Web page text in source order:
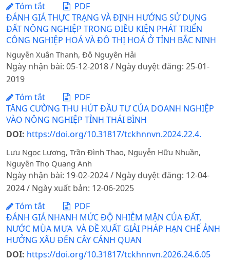
Tóm tắt
PDF
ĐÁNH GIÁ THỰC TRẠNG VÀ ĐỊNH HƯỚNG SỬ DỤNG
ĐẤT NÔNG NGHIỆP TRONG ĐIỀU KIỆN PHÁT TRIỂN
CÔNG NGHIỆP HOÁ VÀ ĐÔ THỊ HOÁ Ở TỈNH BẮC NINH
Nguyễn Xuân Thanh, Đỗ Nguyên Hải
Ngày nhận bài: 05-12-2018 / Ngày duyệt đăng: 25-01-
2019
Tóm tắt
PDF
TĂNG CƯỜNG THU HÚT ĐẦU TƯ CỦA DOANH NGHIỆP
VÀO NÔNG NGHIỆP TỈNH THÁI BÌNH
DOI: https://doi.org/10.31817/tckhnnvn.2024.22.4.
Lưu Ngọc Lương, Trần Đình Thao, Nguyễn Hữu Nhuần,
Nguyễn Thọ Quang Anh
Ngày nhận bài: 19-02-2024 / Ngày duyệt đăng: 12-04-
2024 / Ngày xuất bản: 12-06-2025
Tóm tắt
PDF
ĐÁNH GIÁ NHANH MỨC ĐỘ NHIỄM MẶN CỦA ĐẤT,
NƯỚC MÙA MƯA VÀ ĐỀ XUẤT GIẢI PHÁP HẠN CHẾ ẢNH
HƯỞNG XẤU ĐẾN CÂY CẢNH QUAN
DOI: https://doi.org/10.31817/tckhnnvn.2026.24.6.05